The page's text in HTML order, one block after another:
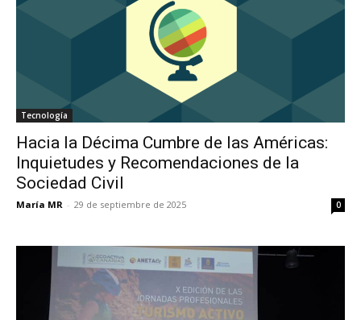
Tecnología
Hacia la Décima Cumbre de las Américas:
Inquietudes y Recomendaciones de la
Sociedad Civil
María MR - 29 de septiembre de 2025 0